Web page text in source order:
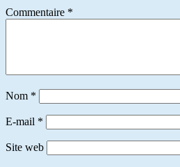
Commentaire *
Nom *
E-mail *
Site web